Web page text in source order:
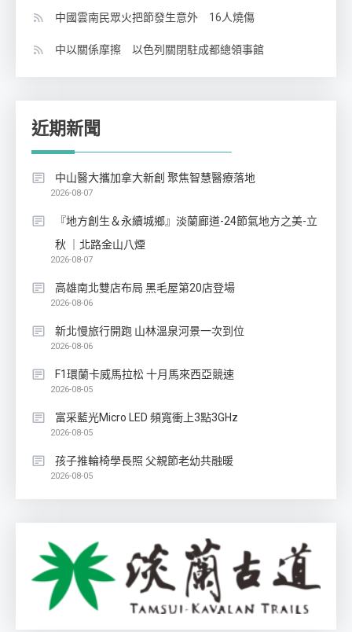
中國雲南民眾火把節發生意外 16人燒傷
中以關係摩擦 以色列關閉駐成都總領事館
近期新聞
中山醫大攜加拿大新創 聚焦智慧醫療落地
2026-08-07
『地方創生＆永續城鄉』淡蘭廊道-24節氣地方之美-立
秋 ｜北路金山八煙
2026-08-07
高雄南北雙店布局 黑毛屋第20店登場
2026-08-06
新北慢旅行開跑 山林溫泉河景一次到位
2026-08-06
F1環蘭卡威馬拉松 十月馬來西亞競速
2026-08-05
富采藍光Micro LED 頻寬衝上3點3GHz
2026-08-05
孩子推輪椅學長照 父親節老幼共融暖
2026-08-05